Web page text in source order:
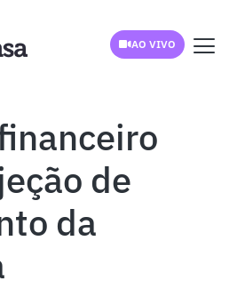
AO VIVO
de
da